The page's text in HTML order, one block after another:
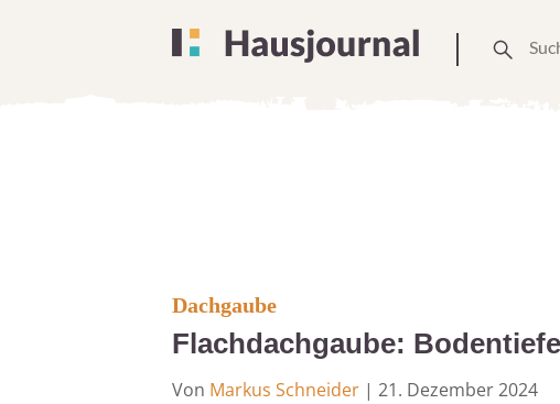
Dachgaube
Flachdachgaube:
Von Markus Schneider | 21. Dezember 2024